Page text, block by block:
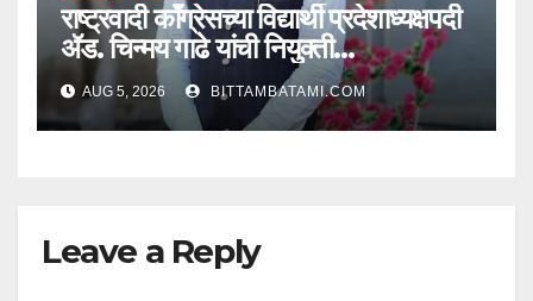
राष्ट्रवादी काँग्रेसच्या विद्यार्थी प्रदेशाध्यक्षपदी
ॲड. चिन्मय गाढे यांची नियुक्ती…
AUG 5, 2026 BITTAMBATAMI.COM
Leave a Reply